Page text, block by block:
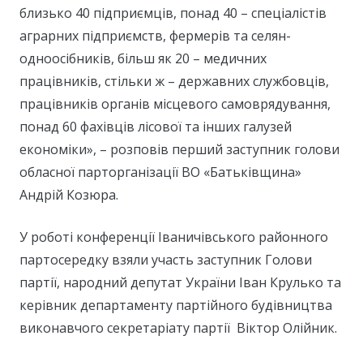
близько 40 підприємців, понад 40 – спеціалістів
аграрних підприємств, фермерів та селян-
одноосібників, більш як 20 – медичних
працівників, стільки ж – державних службовців,
працівників органів місцевого самоврядування,
понад 60 фахівців лісової та інших галузей
економіки», – розповів перший заступник голови
обласної парторганізації ВО «Батьківщина»
Андрій Козюра.
У роботі конференції Іваничівського районного
партосередку взяли участь заступник Голови
партії, народний депутат України Іван Крулько та
керівник департаменту партійного будівництва
виконавчого секретаріату партії Віктор Олійник.